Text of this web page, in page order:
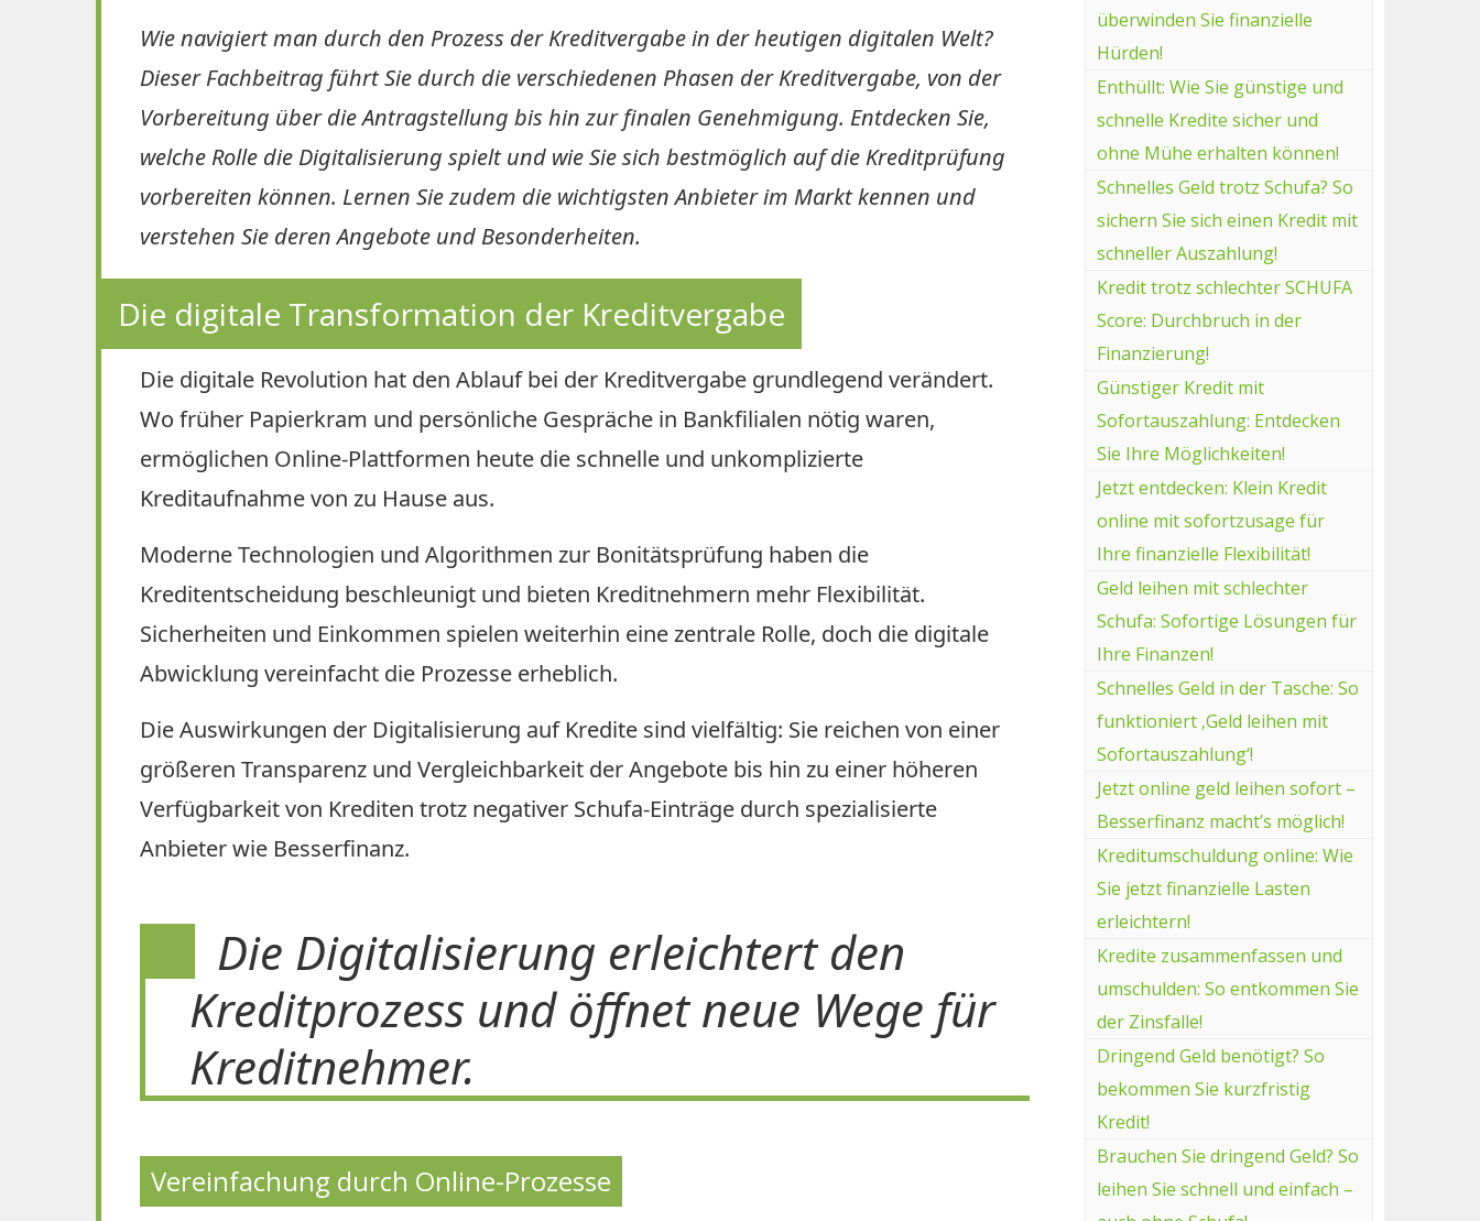
Wie navigiert man durch den Prozess der Kreditvergabe in der heutigen digitalen Welt?
Dieser Fachbeitrag führt Sie durch die verschiedenen Phasen der Kreditvergabe, von der
Vorbereitung über die Antragstellung bis hin zur finalen Genehmigung. Entdecken Sie,
welche Rolle die Digitalisierung spielt und wie Sie sich bestmöglich auf die Kreditprüfung
vorbereiten können. Lernen Sie zudem die wichtigsten Anbieter im Markt kennen und
verstehen Sie deren Angebote und Besonderheiten.
Die digitale Transformation der Kreditvergabe
Die digitale Revolution hat den Ablauf bei der Kreditvergabe grundlegend verändert.
Wo früher Papierkram und persönliche Gespräche in Bankfilialen nötig waren,
ermöglichen Online-Plattformen heute die schnelle und unkomplizierte
Kreditaufnahme von zu Hause aus.
Moderne Technologien und Algorithmen zur Bonitätsprüfung haben die
Kreditentscheidung beschleunigt und bieten Kreditnehmern mehr Flexibilität.
Sicherheiten und Einkommen spielen weiterhin eine zentrale Rolle, doch die digitale
Abwicklung vereinfacht die Prozesse erheblich.
Die Auswirkungen der Digitalisierung auf Kredite sind vielfältig: Sie reichen von einer
größeren Transparenz und Vergleichbarkeit der Angebote bis hin zu einer höheren
Verfügbarkeit von Krediten trotz negativer Schufa-Einträge durch spezialisierte
Anbieter wie Besserfinanz.
Die Digitalisierung erleichtert den
Kreditprozess und öffnet neue Wege für
Kreditnehmer.
Vereinfachung durch Online-Prozesse
überwinden Sie finanzielle
Hürden!
Enthüllt: Wie Sie günstige und
schnelle Kredite sicher und
ohne Mühe erhalten können!
Schnelles Geld trotz Schufa? So
sichern Sie sich einen Kredit mit
schneller Auszahlung!
Kredit trotz schlechter SCHUFA
Score: Durchbruch in der
Finanzierung!
Günstiger Kredit mit
Sofortauszahlung: Entdecken
Sie Ihre Möglichkeiten!
Jetzt entdecken: Klein Kredit
online mit sofortzusage für
Ihre finanzielle Flexibilität!
Geld leihen mit schlechter
Schufa: Sofortige Lösungen für
Ihre Finanzen!
Schnelles Geld in der Tasche: So
funktioniert ‚Geld leihen mit
Sofortauszahlung‘!
Jetzt online geld leihen sofort –
Besserfinanz macht’s möglich!
Kreditumschuldung online: Wie
Sie jetzt finanzielle Lasten
erleichtern!
Kredite zusammenfassen und
umschulden: So entkommen Sie
der Zinsfalle!
Dringend Geld benötigt? So
bekommen Sie kurzfristig
Kredit!
Brauchen Sie dringend Geld? So
leihen Sie schnell und einfach –